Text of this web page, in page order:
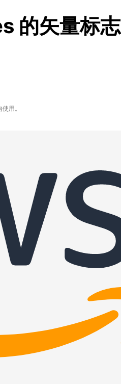
的矢量标志
用。